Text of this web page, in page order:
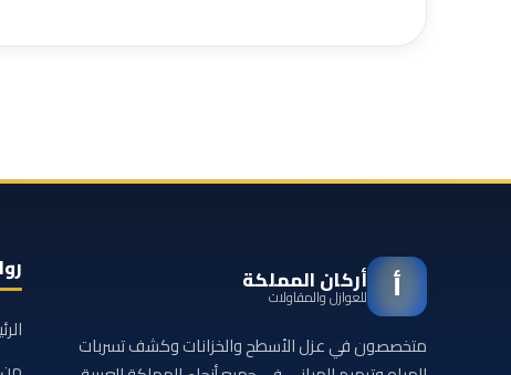
أ أركان المملكة
للعوازل والمقاولات
متخصصون في عزل الأسطح والخزانات وكشف تسربات